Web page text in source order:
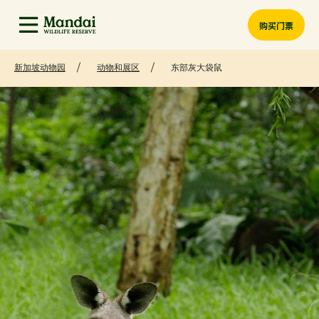
购买门票
新加坡动物园 动物和展区 东部灰大袋鼠